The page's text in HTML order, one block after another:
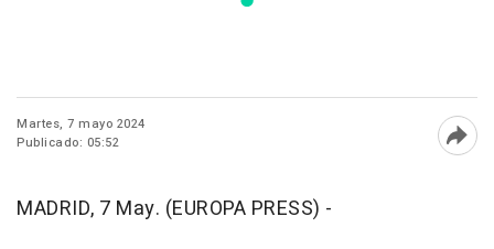
Martes, 7 mayo 2024
Publicado: 05:52
MADRID, 7 May. (EUROPA PRESS) -